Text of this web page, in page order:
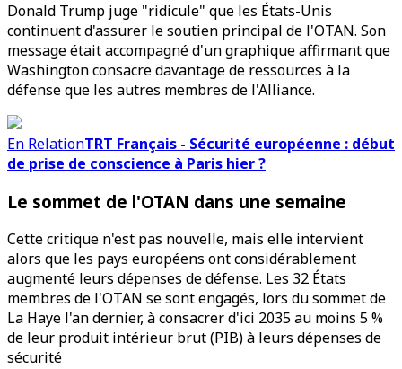
Donald Trump juge "ridicule" que les États-Unis
continuent d'assurer le soutien principal de l'OTAN. Son
message était accompagné d'un graphique affirmant que
Washington consacre davantage de ressources à la
défense que les autres membres de l'Alliance.
En RelationTRT Français - Sécurité européenne : début
de prise de conscience à Paris hier ?
Le sommet de l'OTAN dans une semaine
Cette critique n'est pas nouvelle, mais elle intervient
alors que les pays européens ont considérablement
augmenté leurs dépenses de défense. Les 32 États
membres de l'OTAN se sont engagés, lors du sommet de
La Haye l'an dernier, à consacrer d'ici 2035 au moins 5 %
de leur produit intérieur brut (PIB) à leurs dépenses de
sécurité